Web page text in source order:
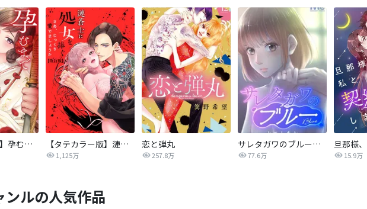
【白黒タテ版】孕むまで乱れいけ～身代わり花嫁と軍服の猛愛 【タテカラー版】漣蒼士に処女を捧ぐ～さあ、じっくり愛でましょうか
1,125万
恋と弾丸
257.8万
サレタガワのブルー【タテヨミ】
77.6万 15.9万
ンルの人気作品